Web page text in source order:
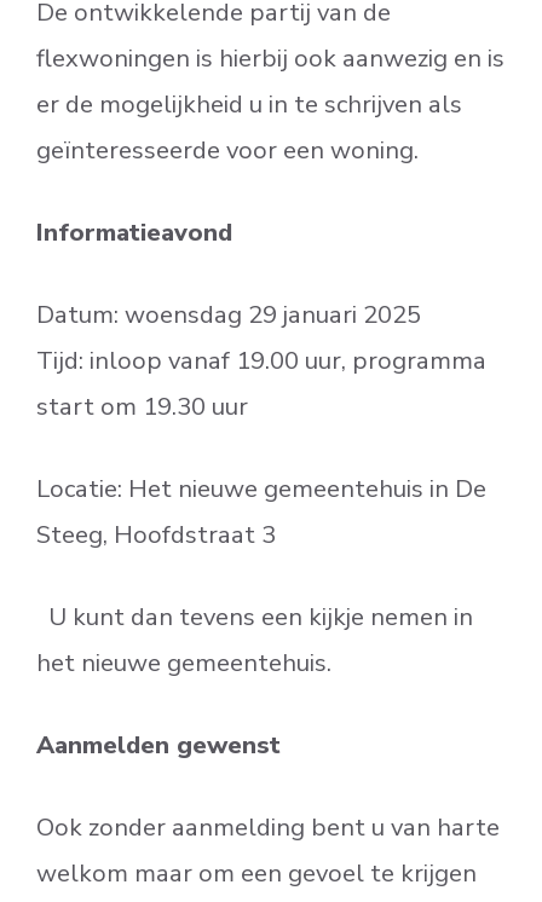
De ontwikkelende partij van de
flexwoningen is hierbij ook aanwezig en is
er de mogelijkheid u in te schrijven als
geïnteresseerde voor een woning.
Informatieavond
Datum​​: woensdag 29 januari 2025
Tijd​​: inloop vanaf 19.00 uur, programma
start om 19.30 uur
Locatie​: Het nieuwe gemeentehuis in De
Steeg, Hoofdstraat 3
​​ U kunt dan tevens een kijkje nemen in
het nieuwe gemeentehuis.
Aanmelden gewenst
Ook zonder aanmelding bent u van harte
welkom maar om een gevoel te krijgen